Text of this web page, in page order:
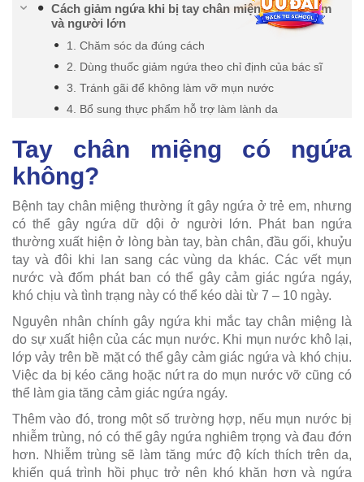
Cách giảm ngứa khi bị tay chân miệng cho trẻ em
và người lớn
1. Chăm sóc da đúng cách
2. Dùng thuốc giảm ngứa theo chỉ định của bác sĩ
3. Tránh gãi để không làm vỡ mụn nước
4. Bổ sung thực phẩm hỗ trợ làm lành da
Tay chân miệng có ngứa
không?
Bệnh tay chân miệng thường ít gây ngứa ở trẻ em, nhưng
có thể gây ngứa dữ dội ở người lớn. Phát ban ngứa
thường xuất hiện ở lòng bàn tay, bàn chân, đầu gối, khuỷu
tay và đôi khi lan sang các vùng da khác. Các vết mụn
nước và đốm phát ban có thể gây cảm giác ngứa ngáy,
khó chịu và tình trạng này có thể kéo dài từ 7 – 10 ngày.
Nguyên nhân chính gây ngứa khi mắc tay chân miệng là
do sự xuất hiện của các mụn nước. Khi mụn nước khô lại,
lớp vảy trên bề mặt có thể gây cảm giác ngứa và khó chịu.
Việc da bị kéo căng hoặc nứt ra do mụn nước vỡ cũng có
thể làm gia tăng cảm giác ngứa ngáy.
Thêm vào đó, trong một số trường hợp, nếu mụn nước bị
nhiễm trùng, nó có thể gây ngứa nghiêm trọng và đau đớn
hơn. Nhiễm trùng sẽ làm tăng mức độ kích thích trên da,
khiến quá trình hồi phục trở nên khó khăn hơn và ngứa